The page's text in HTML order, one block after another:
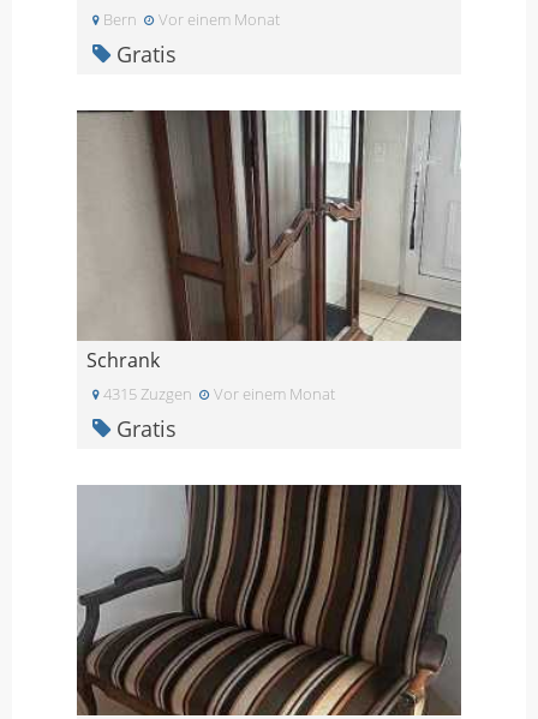
Bern Vor einem Monat
Gratis
Schrank
4315 Zuzgen Vor einem Monat
Gratis